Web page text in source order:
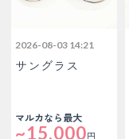
2026-08-03 14:21
サングラス
マルカなら最大
~15,000円